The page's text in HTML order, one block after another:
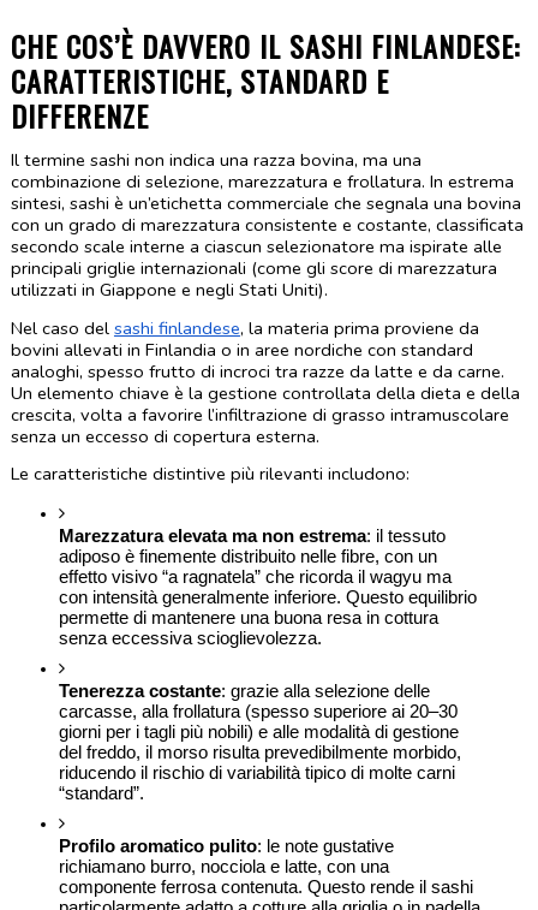
CHE COS’È DAVVERO IL SASHI FINLANDESE:
CARATTERISTICHE, STANDARD E
DIFFERENZE
Il termine sashi non indica una razza bovina, ma una
combinazione di selezione, marezzatura e frollatura. In estrema
sintesi, sashi è un’etichetta commerciale che segnala una bovina
con un grado di marezzatura consistente e costante, classificata
secondo scale interne a ciascun selezionatore ma ispirate alle
principali griglie internazionali (come gli score di marezzatura
utilizzati in Giappone e negli Stati Uniti).
Nel caso del sashi finlandese, la materia prima proviene da
bovini allevati in Finlandia o in aree nordiche con standard
analoghi, spesso frutto di incroci tra razze da latte e da carne.
Un elemento chiave è la gestione controllata della dieta e della
crescita, volta a favorire l’infiltrazione di grasso intramuscolare
senza un eccesso di copertura esterna.
Le caratteristiche distintive più rilevanti includono:
Marezzatura elevata ma non estrema: il tessuto
adiposo è finemente distribuito nelle fibre, con un
effetto visivo “a ragnatela” che ricorda il wagyu ma
con intensità generalmente inferiore. Questo equilibrio
permette di mantenere una buona resa in cottura
senza eccessiva scioglievolezza.
Tenerezza costante: grazie alla selezione delle
carcasse, alla frollatura (spesso superiore ai 20–30
giorni per i tagli più nobili) e alle modalità di gestione
del freddo, il morso risulta prevedibilmente morbido,
riducendo il rischio di variabilità tipico di molte carni
“standard”.
Profilo aromatico pulito: le note gustative
richiamano burro, nocciola e latte, con una
componente ferrosa contenuta. Questo rende il sashi